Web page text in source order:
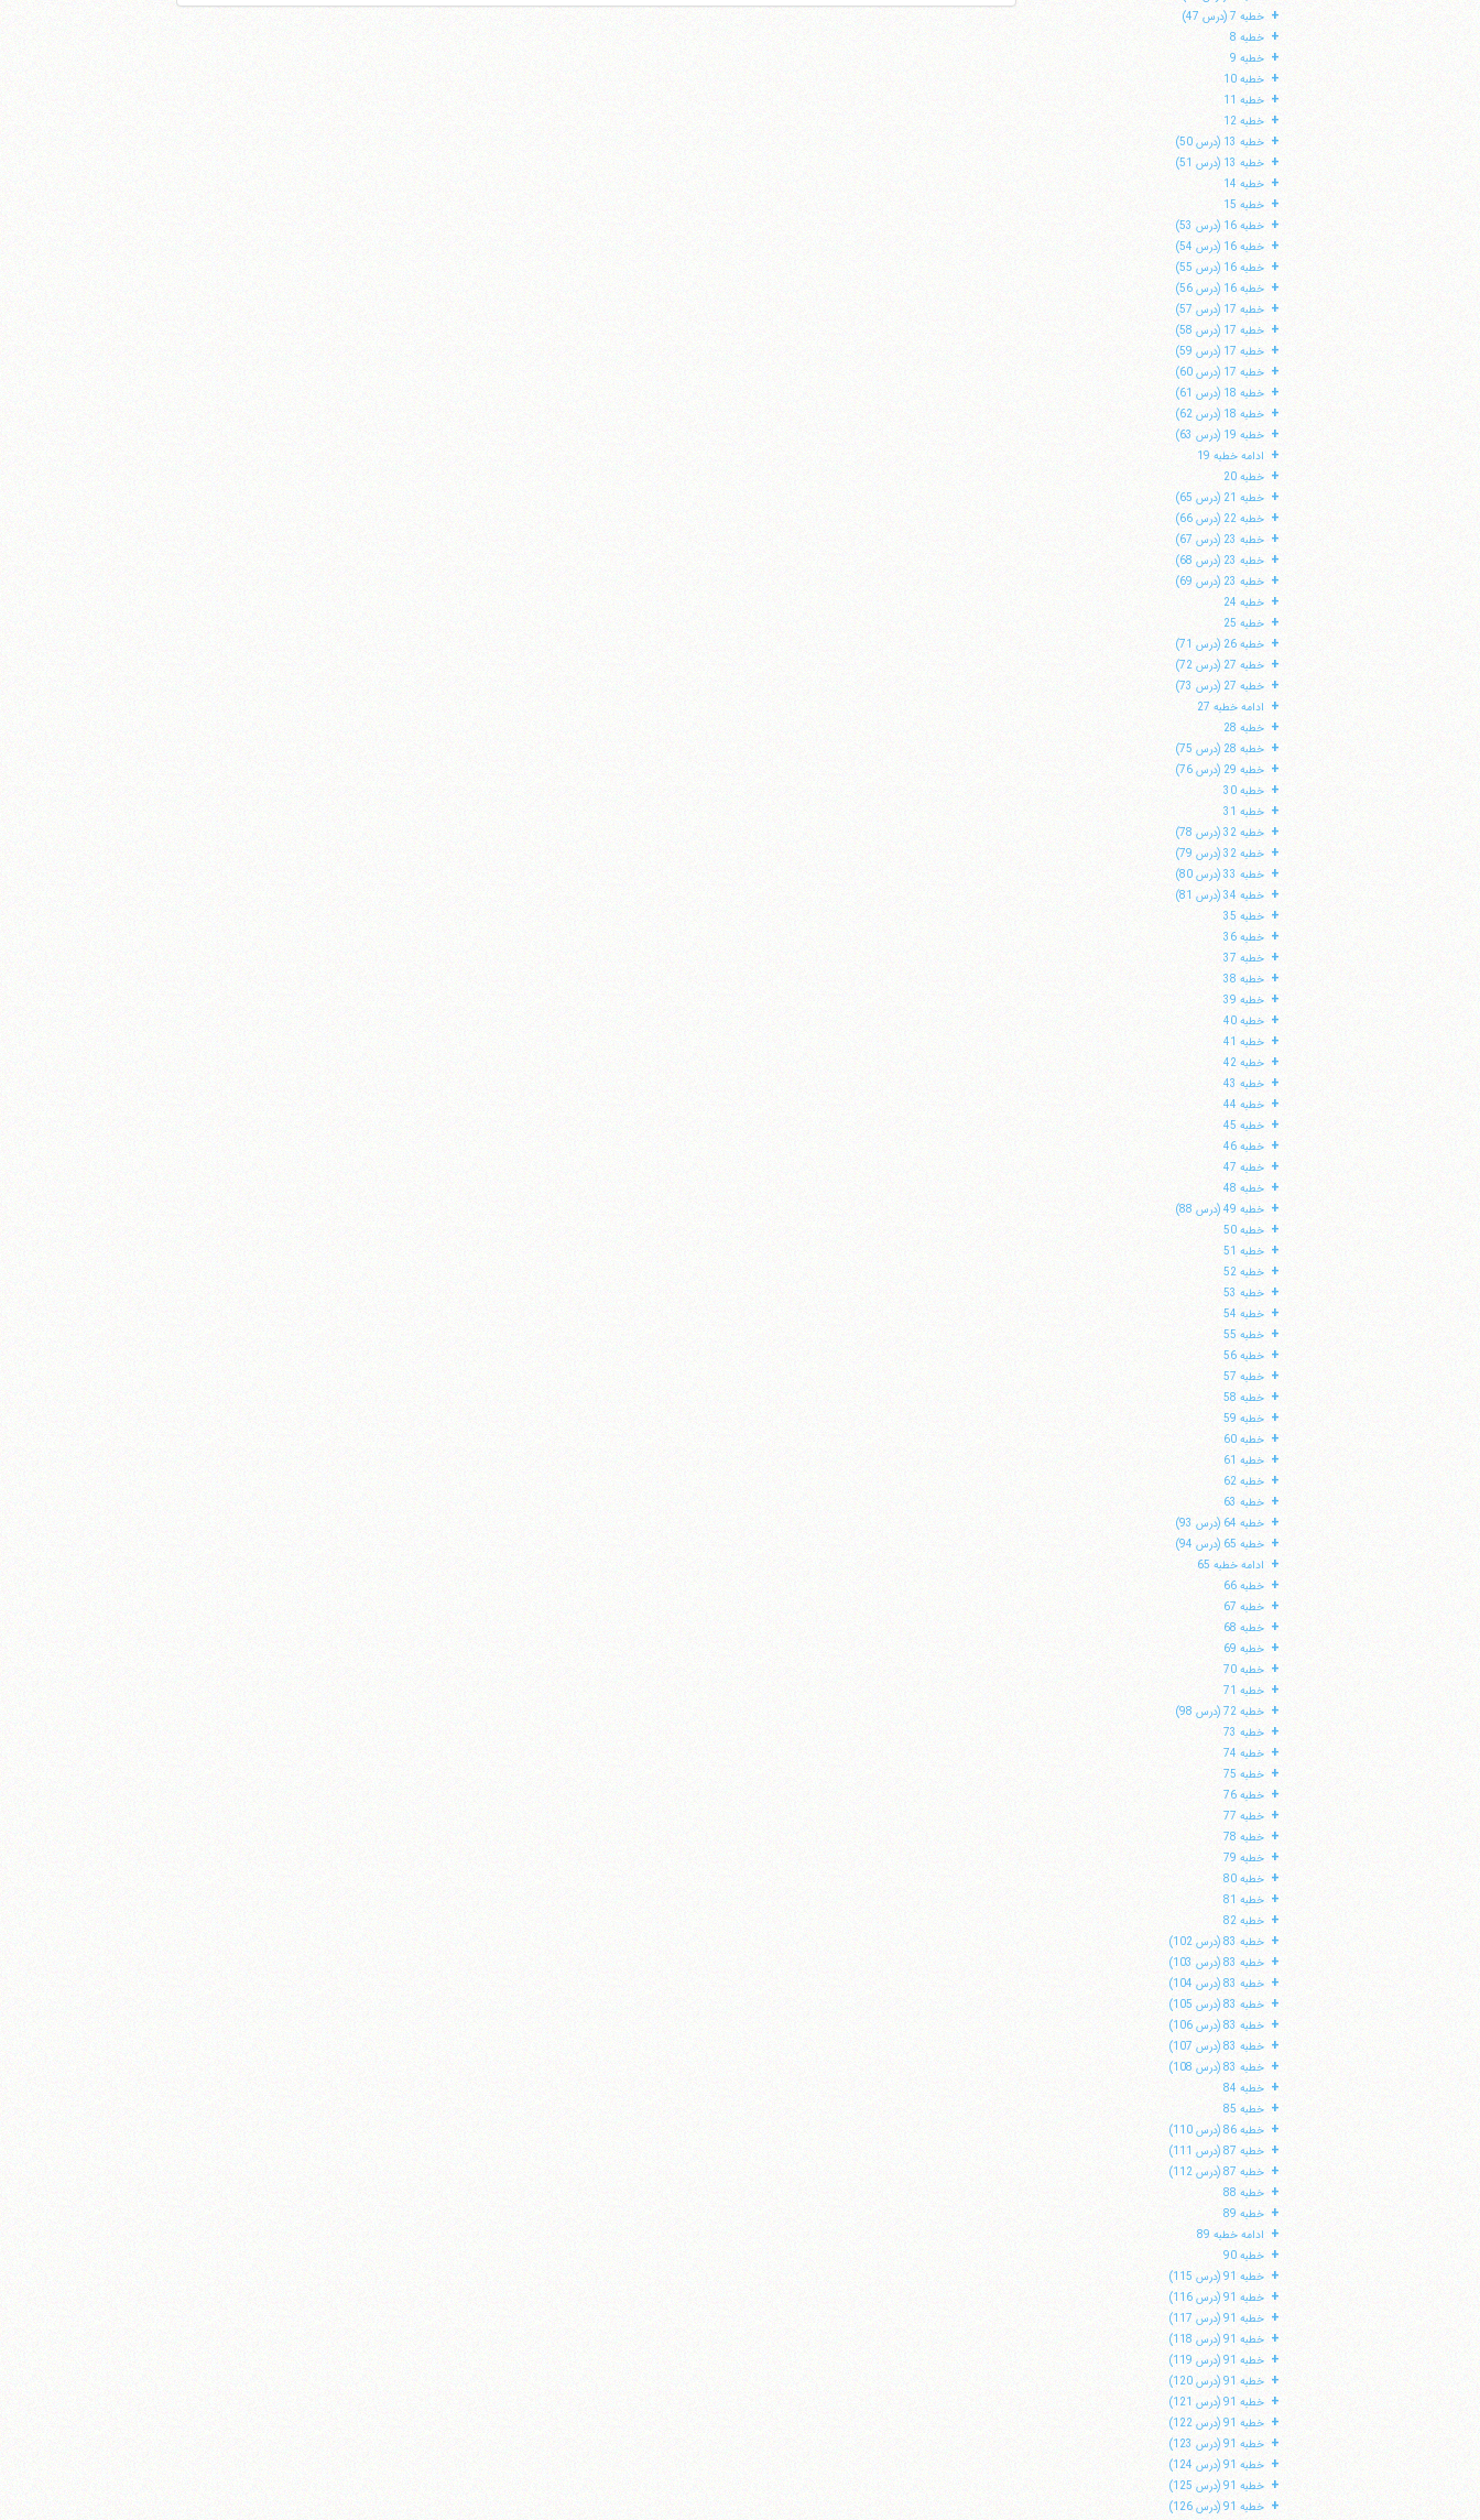
+ خطبه 7 (درس 47)
+ خطبه 8
+ خطبه 9
+ خطبه 10
+ خطبه 11
+ خطبه 12
+ خطبه 13 (درس 50)
+ خطبه 13 (درس 51)
+ خطبه 14
+ خطبه 15
+ خطبه 16 (درس 53)
+ خطبه 16 (درس 54)
+ خطبه 16 (درس 55)
+ خطبه 16 (درس 56)
+ خطبه 17 (درس 57)
+ خطبه 17 (درس 58)
+ خطبه 17 (درس 59)
+ خطبه 17 (درس 60)
+ خطبه 18 (درس 61)
+ خطبه 18 (درس 62)
+ خطبه 19 (درس 63)
+ ادامه خطبه 19
+ خطبه 20
+ خطبه 21 (درس 65)
+ خطبه 22 (درس 66)
+ خطبه 23 (درس 67)
+ خطبه 23 (درس 68)
+ خطبه 23 (درس 69)
+ خطبه 24
+ خطبه 25
+ خطبه 26 (درس 71)
+ خطبه 27 (درس 72)
+ خطبه 27 (درس 73)
+ ادامه خطبه 27
+ خطبه 28
+ خطبه 28 (درس 75)
+ خطبه 29 (درس 76)
+ خطبه 30
+ خطبه 31
+ خطبه 32 (درس 78)
+ خطبه 32 (درس 79)
+ خطبه 33 (درس 80)
+ خطبه 34 (درس 81)
+ خطبه 35
+ خطبه 36
+ خطبه 37
+ خطبه 38
+ خطبه 39
+ خطبه 40
+ خطبه 41
+ خطبه 42
+ خطبه 43
+ خطبه 44
+ خطبه 45
+ خطبه 46
+ خطبه 47
+ خطبه 48
+ خطبه 49 (درس 88)
+ خطبه 50
+ خطبه 51
+ خطبه 52
+ خطبه 53
+ خطبه 54
+ خطبه 55
+ خطبه 56
+ خطبه 57
+ خطبه 58
+ خطبه 59
+ خطبه 60
+ خطبه 61
+ خطبه 62
+ خطبه 63
+ خطبه 64 (درس 93)
+ خطبه 65 (درس 94)
+ ادامه خطبه 65
+ خطبه 66
+ خطبه 67
+ خطبه 68
+ خطبه 69
+ خطبه 70
+ خطبه 71
+ خطبه 72 (درس 98)
+ خطبه 73
+ خطبه 74
+ خطبه 75
+ خطبه 76
+ خطبه 77
+ خطبه 78
+ خطبه 79
+ خطبه 80
+ خطبه 81
+ خطبه 82
+ خطبه 83 (درس 102)
+ خطبه 83 (درس 103)
+ خطبه 83 (درس 104)
+ خطبه 83 (درس 105)
+ خطبه 83 (درس 106)
+ خطبه 83 (درس 107)
+ خطبه 83 (درس 108)
+ خطبه 84
+ خطبه 85
+ خطبه 86 (درس 110)
+ خطبه 87 (درس 111)
+ خطبه 87 (درس 112)
+ خطبه 88
+ خطبه 89
+ ادامه خطبه 89
+ خطبه 90
+ خطبه 91 (درس 115)
+ خطبه 91 (درس 116)
+ خطبه 91 (درس 117)
+ خطبه 91 (درس 118)
+ خطبه 91 (درس 119)
+ خطبه 91 (درس 120)
+ خطبه 91 (درس 121)
+ خطبه 91 (درس 122)
+ خطبه 91 (درس 123)
+ خطبه 91 (درس 124)
+ خطبه 91 (درس 125)
+ خطبه 91 (درس 126)